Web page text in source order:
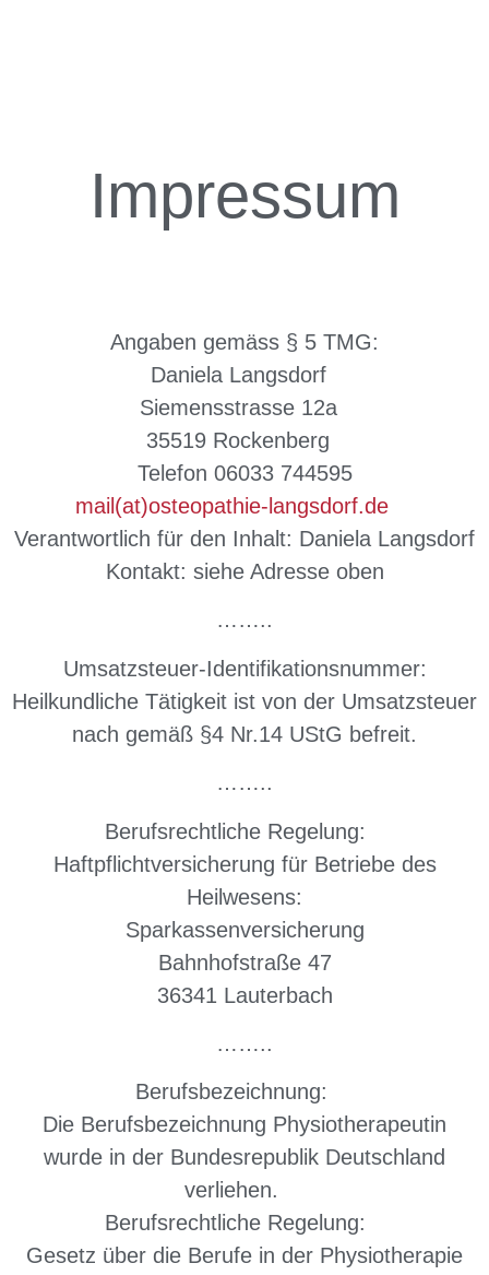
Impressum
Angaben gemäss § 5 TMG:
Daniela Langsdorf
Siemensstrasse 12a
35519 Rockenberg
Telefon 06033 744595
mail(at)osteopathie-langsdorf.de
Verantwortlich für den Inhalt: Daniela Langsdorf
Kontakt: siehe Adresse oben
……..
Umsatzsteuer-Identifikationsnummer:
Heilkundliche Tätigkeit ist von der Umsatzsteuer
nach gemäß §4 Nr.14 UStG befreit.
……..
Berufsrechtliche Regelung:
Haftpflichtversicherung für Betriebe des
Heilwesens:
Sparkassenversicherung
Bahnhofstraße 47
36341 Lauterbach
……..
Berufsbezeichnung:
Die Berufsbezeichnung Physiotherapeutin
wurde in der Bundesrepublik Deutschland
verliehen.
Berufsrechtliche Regelung:
Gesetz über die Berufe in der Physiotherapie